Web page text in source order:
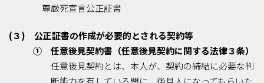
尊厳死宣言公正証書
(３) 公正証書の作成が必要的とされる契約等
① 任意後見契約書（任意後見契約に関する法律３条）
任意後見契約とは、本人が、契約の締結に必要な判